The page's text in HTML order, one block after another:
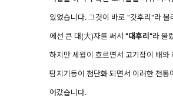
있었습니다. 그것이 바로 "갓후리"라
에선 큰 대(大)자를 써서 "대후리"라 불
하지만 세월이 흐르면서 고기잡이 배와
탐지기등이 첨단화 되면서 이러한 전통
어갔습니다.